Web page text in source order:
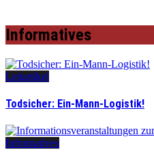
Informatives
Leitartikel
Todsicher: Ein-Mann-Logistik!
Informatives